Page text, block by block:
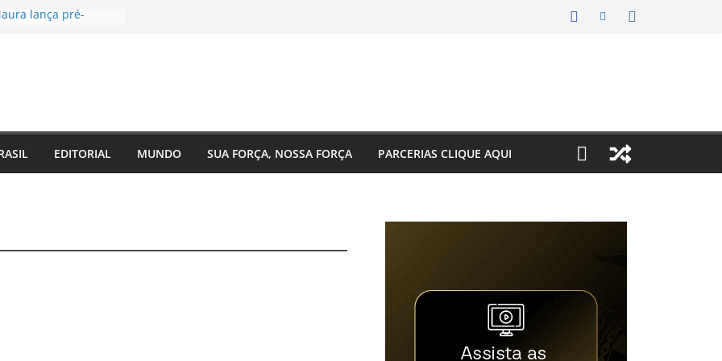
lança pré-
social
EUA e Bélgica
Eixo 2 do Plano
Amazonas e reforça
o
do estado
EDITORIAL MUNDO SUA FORÇA, NOSSA FORÇA PARCERIAS CLIQUE AQUI